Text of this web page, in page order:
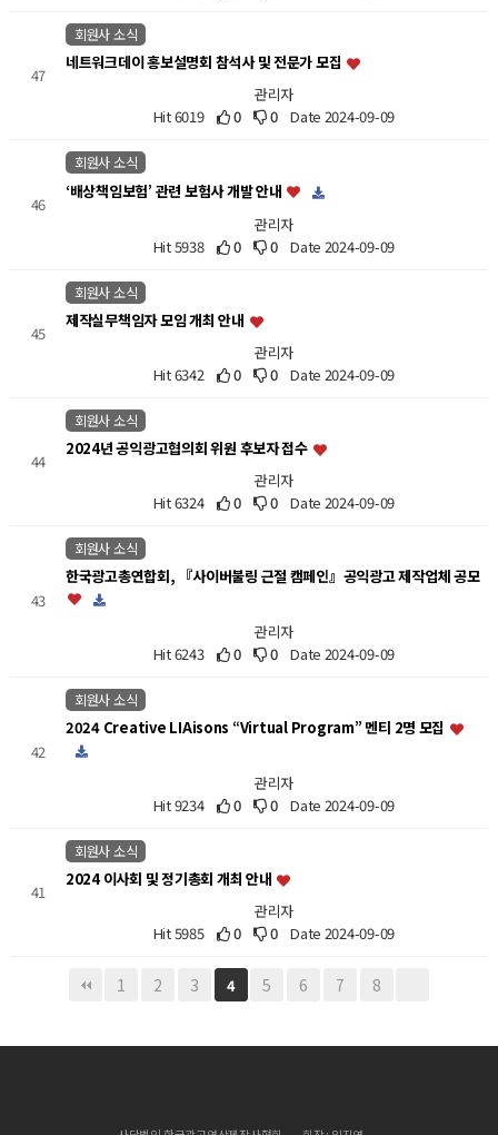
47
회원사 소식
네트워크데이 홍보설명회 참석사 및 전문가 모집
관리자
Hit 6019
0 0 Date 2024-09-09
46
회원사 소식
‘배상책임보험’ 관련 보험사 개발 안내
관리자
Hit 5938
0 0 Date 2024-09-09
45
회원사 소식
제작실무책임자 모임 개최 안내
관리자
Hit 6342
0 0 Date 2024-09-09
44
회원사 소식
2024년 공익광고협의회 위원 후보자 접수
관리자
Hit 6324
0 0 Date 2024-09-09
43
회원사 소식
한국광고총연합회, 『사이버불링 근절 캠페인』공익광고 제작업체 공모
관리자
Hit 6243
0 0 Date 2024-09-09
42
회원사 소식
2024 Creative LIAisons “Virtual Program” 멘티 2명 모집
관리자
Hit 9234
0 0 Date 2024-09-09
41
회원사 소식
2024 이사회 및 정기총회 개최 안내
관리자
Hit 5985
0 0 Date 2024-09-09
1 2 3 4 5 6 7 8